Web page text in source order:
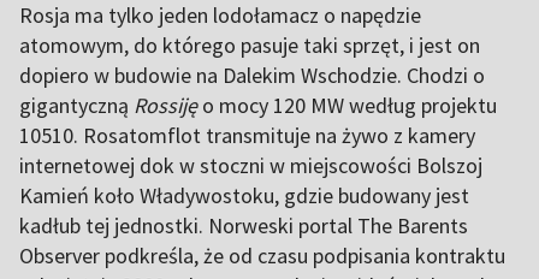
Rosja ma tylko jeden lodołamacz o napędzie
atomowym, do którego pasuje taki sprzęt, i jest on
dopiero w budowie na Dalekim Wschodzie. Chodzi o
gigantyczną Rossijęo mocy 120 MW według projektu
10510. Rosatomflot transmituje na żywo z kamery
internetowej dok w stoczni w miejscowości Bolszoj
Kamień koło Władywostoku, gdzie budowany jest
kadłub tej jednostki. Norweski portal The Barents
Observer podkreśla, że od czasu podpisania kontraktu